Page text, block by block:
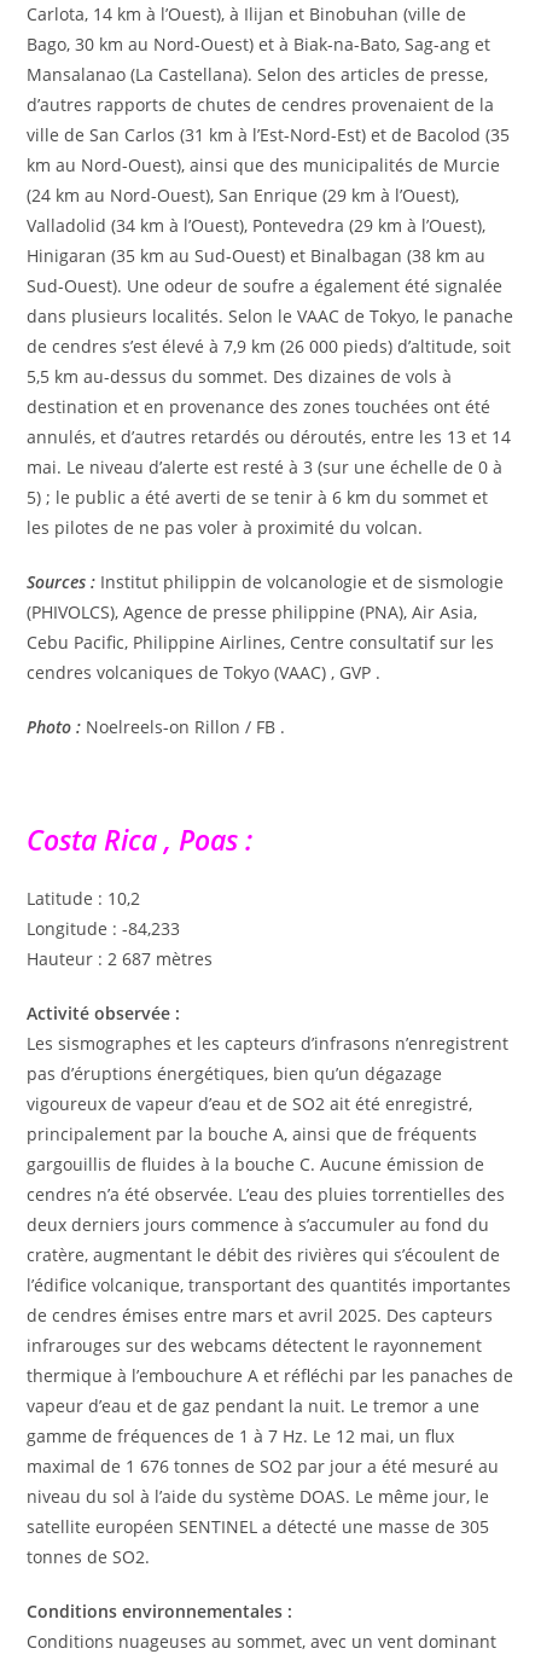
Carlota, 14 km à l’Ouest), à Ilijan et Binobuhan (ville de
Bago, 30 km au Nord-Ouest) et à Biak-na-Bato, Sag-ang et
Mansalanao (La Castellana). Selon des articles de presse,
d’autres rapports de chutes de cendres provenaient de la
ville de San Carlos (31 km à l’Est-Nord-Est) et de Bacolod (35
km au Nord-Ouest), ainsi que des municipalités de Murcie
(24 km au Nord-Ouest), San Enrique (29 km à l’Ouest),
Valladolid (34 km à l’Ouest), Pontevedra (29 km à l’Ouest),
Hinigaran (35 km au Sud-Ouest) et Binalbagan (38 km au
Sud-Ouest). Une odeur de soufre a également été signalée
dans plusieurs localités. Selon le VAAC de Tokyo, le panache
de cendres s’est élevé à 7,9 km (26 000 pieds) d’altitude, soit
5,5 km au-dessus du sommet. Des dizaines de vols à
destination et en provenance des zones touchées ont été
annulés, et d’autres retardés ou déroutés, entre les 13 et 14
mai. Le niveau d’alerte est resté à 3 (sur une échelle de 0 à
5) ; le public a été averti de se tenir à 6 km du sommet et
les pilotes de ne pas voler à proximité du volcan.
Sources : Institut philippin de volcanologie et de sismologie
(PHIVOLCS), Agence de presse philippine (PNA), Air Asia,
Cebu Pacific, Philippine Airlines, Centre consultatif sur les
cendres volcaniques de Tokyo (VAAC) , GVP .
Photo : Noelreels-on Rillon / FB .
Costa Rica , Poas :
Latitude : 10,2
Longitude : -84,233
Hauteur : 2 687 mètres
Activité observée :
Les sismographes et les capteurs d’infrasons n’enregistrent
pas d’éruptions énergétiques, bien qu’un dégazage
vigoureux de vapeur d’eau et de SO2 ait été enregistré,
principalement par la bouche A, ainsi que de fréquents
gargouillis de fluides à la bouche C. Aucune émission de
cendres n’a été observée. L’eau des pluies torrentielles des
deux derniers jours commence à s’accumuler au fond du
cratère, augmentant le débit des rivières qui s’écoulent de
l’édifice volcanique, transportant des quantités importantes
de cendres émises entre mars et avril 2025. Des capteurs
infrarouges sur des webcams détectent le rayonnement
thermique à l’embouchure A et réfléchi par les panaches de
vapeur d’eau et de gaz pendant la nuit. Le tremor a une
gamme de fréquences de 1 à 7 Hz. Le 12 mai, un flux
maximal de 1 676 tonnes de SO2 par jour a été mesuré au
niveau du sol à l’aide du système DOAS. Le même jour, le
satellite européen SENTINEL a détecté une masse de 305
tonnes de SO2.
Conditions environnementales :
Conditions nuageuses au sommet, avec un vent dominant